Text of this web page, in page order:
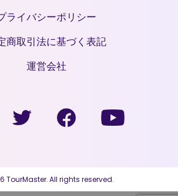
ライバシーポリシー
商取引法に基づく表記
運営会社
TourMaster. All rights reserved.